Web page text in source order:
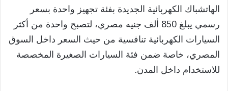
الهاتشباك الكهربائية الجديدة بفئة تجهيز واحدة بسعر
رسمي يبلغ 850 ألف جنيه مصري، لتصبح واحدة من أكثر
السيارات الكهربائية تنافسية من حيث السعر داخل السوق
المصري، خاصة ضمن فئة السيارات الصغيرة المخصصة
للاستخدام داخل المدن.